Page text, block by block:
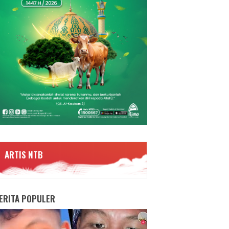
ARTIS NTB
POPULER